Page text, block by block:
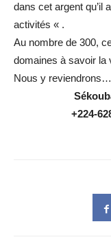
dans cet argent qu’il
activités « .
Au nombre de 300,
domaines à savoir la
Nous y reviendrons…
+224-